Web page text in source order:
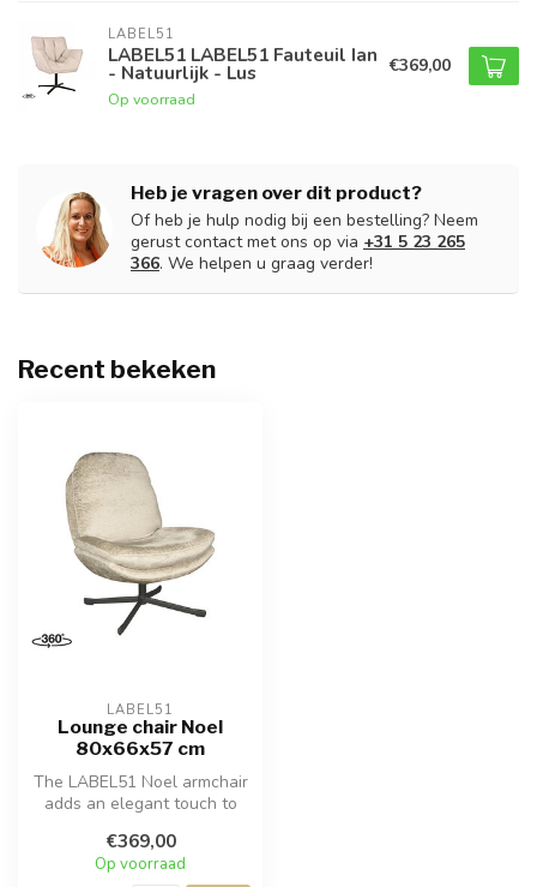
LABEL51
LABEL51 LABEL51 Fauteuil Ian
- Natuurlijk - Lus
Op voorraad
€369,00
Heb je vragen over dit product?
Of heb je hulp nodig bij een bestelling? Neem
gerust contact met ons op via +31 5 23 265
366. We helpen u graag verder!
Recent bekeken
LABEL51
Lounge chair Noel
80x66x57 cm
The LABEL51 Noel armchair
adds an elegant touch to
modern...
€369,00
Op voorraad